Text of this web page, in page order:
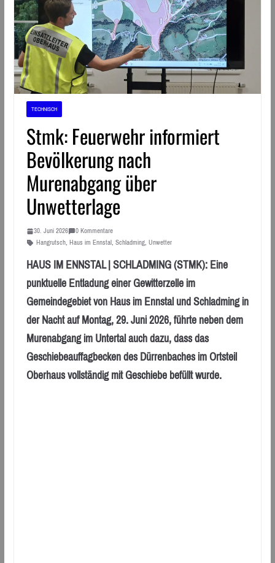
TECHNISCH
Stmk: Feuerwehr informiert
Bevölkerung nach
Murenabgang über
Unwetterlage
30. Juni 2026
0 Kommentare
Hangrutsch, Haus im Ennstal, Schladming, Unwetter
HAUS IM ENNSTAL | SCHLADMING (STMK): Eine
punktuelle Entladung einer Gewitterzelle im
Gemeindegebiet von Haus im Ennstal und Schladming in
der Nacht auf Montag, 29. Juni 2026, führte neben dem
Murenabgang im Untertal auch dazu, dass das
Geschiebeauffagbecken des Dürrenbaches im Ortsteil
Oberhaus vollständig mit Geschiebe befüllt wurde.